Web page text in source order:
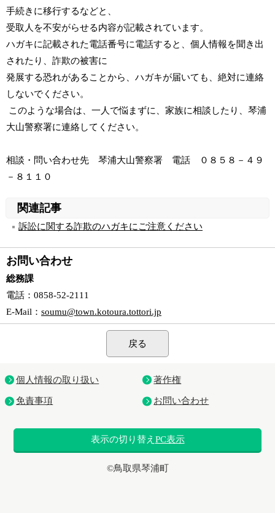
手続きに移行するなどと、
受取人を不安がらせる内容が記載されています。
ハガキに記載された電話番号に電話すると、個人情報を聞き出
されたり、詐欺の被害に
発展する恐れがあることから、ハガキが届いても、絶対に連絡
しないでください。
このような場合は、一人で悩まずに、家族に相談したり、琴浦
大山警察署に連絡してください。
相談・問い合わせ先 琴浦大山警察署 電話 ０８５８－４９
－８１１０
関連記事
訴訟に関する詐欺のハガキにご注意ください
お問い合わせ
総務課
電話 ：0858-52-2111
E-Mail ： soumu@town.kotoura.tottori.jp
戻る
個人情報の取り扱い 著作権
免責事項 お問い合わせ
表示の切り替え PC表示
©鳥取県琴浦町